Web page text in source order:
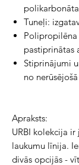
Tuneļi:
Polipropilēna
pastiprinātas
Stiprinājumi
no
Apraksts:
URBI kolekcija
laukumu līnija.
divās opcijās -